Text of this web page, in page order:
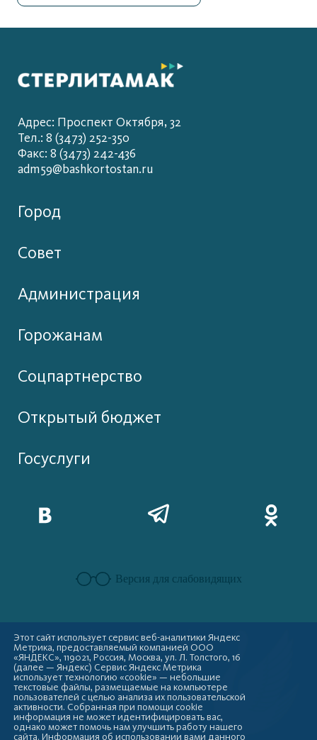
Адрес: Проспект Октября, 32
Тел.: 8 (3473) 252-350
Факс: 8 (3473) 242-436
adm59@bashkortostan.ru
Город
Совет
Администрация
Горожанам
Соцпартнерство
Открытый бюджет
Госуслуги
Версия для слабовидящих
Этот сайт использует сервис веб-аналитики Яндекс
Метрика, предоставляемый компанией ООО
«ЯНДЕКС», 119021, Россия, Москва, ул. Л. Толстого, 16
(далее — Яндекс) Сервис Яндекс Метрика
использует технологию «cookie» — небольшие
текстовые файлы, размещаемые на компьютере
пользователей с целью анализа их пользовательской
активности. Собранная при помощи cookie
информация не может идентифицировать вас,
однако может помочь нам улучшить работу нашего
сайта. Информация об использовании вами данного